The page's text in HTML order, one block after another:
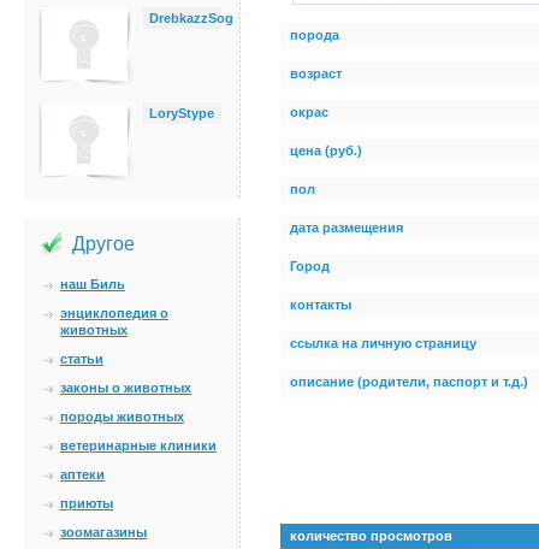
DrebkazzSog
LoryStype
Другое
наш Биль
энциклопедия о
животных
статьи
законы о животных
породы животных
ветеринарные клиники
аптеки
приюты
зоомагазины
порода
возраст
окрас
цена (руб.)
пол
дата размещения
Город
контакты
ссылка на личную страницу
описание (родители, паспорт и т.д.)
количество просмотров